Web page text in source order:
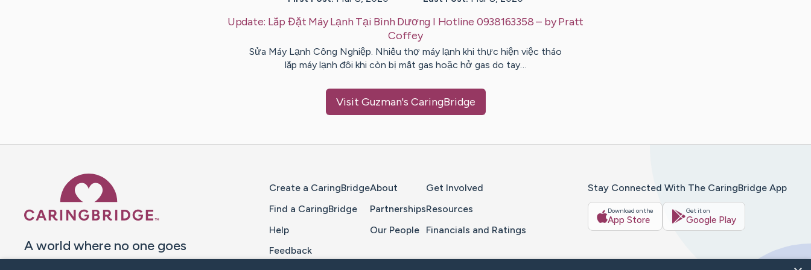
Update: Lắp Đặt Máy Lạnh Tại Bình Dương I Hotline 0938163358– byPratt
Coffey
Sửa Máy Lạnh Công Nghiệp. Nhiều thợ máy lạnh khi thực hiện việc tháo
lắp máy lạnh đôi khi còn bị mất gas hoặc hở gas do tay…
Visit Guzman's CaringBridge
A world where no one goes
through a health journey alone.
Create a CaringBridge
Find a CaringBridge
Help
Feedback
About
Partnerships
Our People
Get Involved
Resources
Financials and Ratings
Stay Connected With The CaringBridge App
Download on the
App Store
Get it on
Google Play